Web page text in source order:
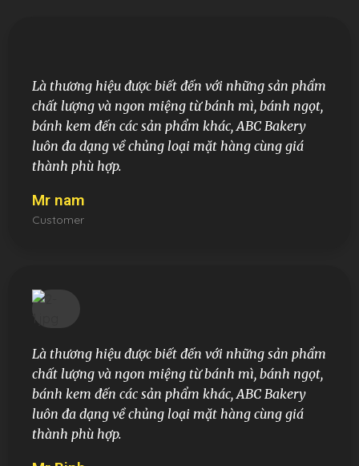
Là thương hiệu được biết đến với những sản phẩm
chất lượng và ngon miệng từ bánh mì, bánh ngọt,
bánh kem đến các sản phẩm khác, ABC Bakery
luôn đa dạng về chủng loại mặt hàng cùng giá
thành phù hợp.
Mr nam
Customer
Là thương hiệu được biết đến với những sản phẩm
chất lượng và ngon miệng từ bánh mì, bánh ngọt,
bánh kem đến các sản phẩm khác, ABC Bakery
luôn đa dạng về chủng loại mặt hàng cùng giá
thành phù hợp.